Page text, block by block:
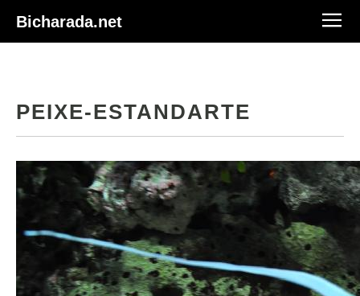
Bicharada.net
PEIXE-ESTANDARTE